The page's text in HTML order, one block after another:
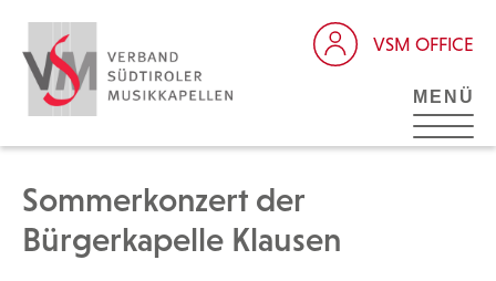
VSM OFFICE
MENÜ
Sommerkonzert der
Bürgerkapelle Klausen